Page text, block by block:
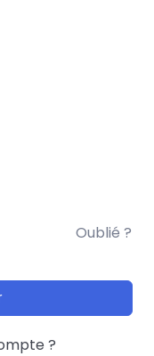
Oublié ?
?